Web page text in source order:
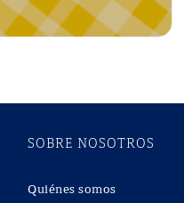
SOBRE NOSOTROS
Quiénes somos